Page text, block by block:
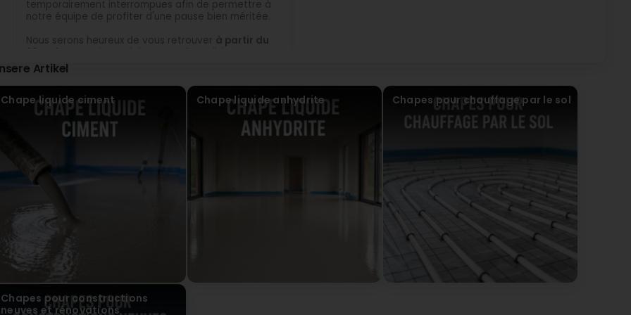
temporairement interrompues afin de permettre à
notre équipe de profiter d'une pause bien méritée.
Nous serons heureux de vous retrouver à partir du
26 août
, reposés et pleinement disponibles pour
vous accompagner dans tous vos projets de
liquideet de
Nous vous remercions pour votre confiance et votre
compréhension, et vous souhaitons à toutes et à
tous unexcellent été
et de très belles vacances !
Artikel
Chape liquide ciment Chape liquide anhydrite Chapes pour chauffage par le sol
Chapes pour constructions
neuves et rénovations